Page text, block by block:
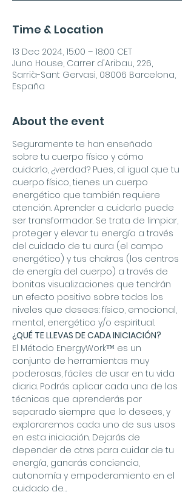
Time & Location
13 Dec 2024, 15:00 – 18:00 CET
Juno House, Carrer d'Aribau, 226,
Sarrià-Sant Gervasi, 08006 Barcelona,
España
About the event
Seguramente te han enseñado
sobre tu cuerpo físico y cómo
cuidarlo, ¿verdad? Pues, al igual que tu
cuerpo físico, tienes un cuerpo
energético que también requiere
atención. Aprender a cuidarlo puede
ser transformador. Se trata de limpiar,
proteger y elevar tu energía a través
del cuidado de tu aura (el campo
energético) y tus chakras (los centros
de energía del cuerpo) a través de
bonitas visualizaciones que tendrán
un efecto positivo sobre todos los
niveles que desees: físico, emocional,
mental, energético y/o espiritual.
¿QUÉ TE LLEVAS DE CADA INICIACIÓN?
El Método EnergyWork™ es un
conjunto de herramientas muy
poderosas, fáciles de usar en tu vida
diaria. Podrás aplicar cada una de las
técnicas que aprenderás por
separado siempre que lo desees, y
exploraremos cada uno de sus usos
en esta iniciación. Dejarás de
depender de otrxs para cuidar de tu
energía, ganarás conciencia,
autonomía y empoderamiento en el
cuidado de…